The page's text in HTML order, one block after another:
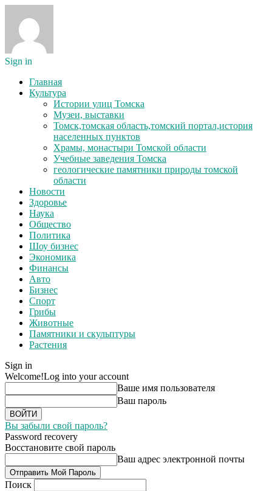
Sign in
Главная
Культура
Истории улиц Томска
Музеи, выставки
Томск,томская область,томский портал,история
населенных пунктов
Храмы, монастыри Томской области
Учебные заведения Томска
геологические памятники природы томской
области
Новости
Здоровье
Наука
Общество
Политика
Шоу бизнес
Экономика
Финансы
Авто
Бизнес
Спорт
Грибы
Животные
Памятники и скульптуры
Растения
Sign in
Welcome!Log into your account
Ваше имя пользователя
Ваш пароль
Вы забыли свой пароль?
Password recovery
Восстановите свой пароль
Ваш адрес электронной почты
Поиск